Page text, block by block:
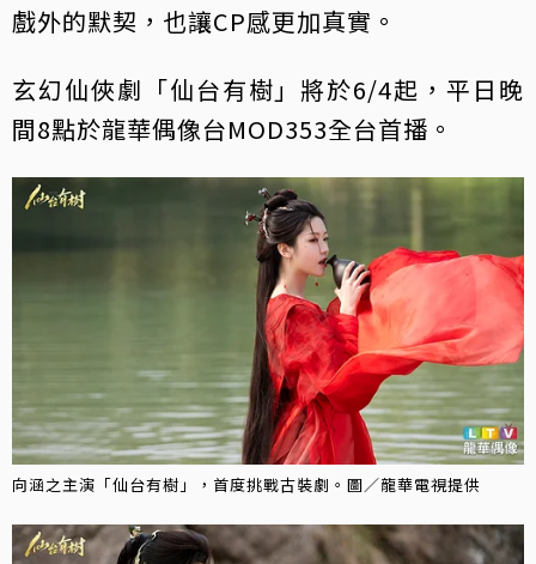
戲外的默契，也讓CP感更加真實。
玄幻仙俠劇「仙台有樹」將於6/4起，平日晚
間8點於龍華偶像台MOD353全台首播。
向涵之主演「仙台有樹」，首度挑戰古裝劇。圖／龍華電視提供